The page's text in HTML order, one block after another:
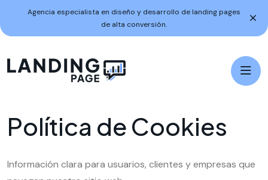
Agencia especialista en diseño y desarrollo de landing pages
de alta conversión.
Política deCookies
Información clara para usuarios, clientes y empresas que